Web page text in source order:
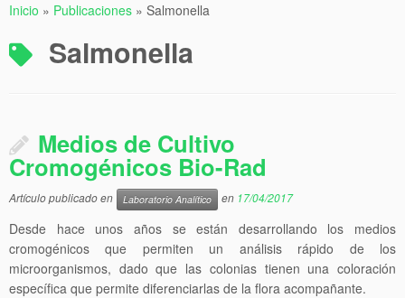
CONÓCENOS
NUESTROS PRODUCTOS
Inicio » Publicaciones » Salmonella
Salmonella
Medios de Cultivo
Cromogénicos Bio-Rad
Artículo publicado en Laboratorio Analítico en 17/04/2017
Desde hace unos años se están desarrollando los medios
cromogénicos que permiten un análisis rápido de los
microorganismos, dado que las colonias tienen una coloración
específica que permite diferenciarlas de la flora acompañante.